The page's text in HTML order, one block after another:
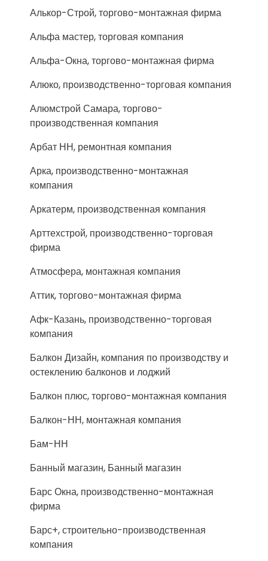
Алькор-Строй, торгово-монтажная фирма
Альфа мастер, торговая компания
Альфа-Окна, торгово-монтажная фирма
Алюко, производственно-торговая компания
Алюмстрой Самара, торгово-
производственная компания
Арбат НН, ремонтная компания
Арка, производственно-монтажная
компания
Аркатерм, производственная компания
Арттехстрой, производственно-торговая
фирма
Атмосфера, монтажная компания
Аттик, торгово-монтажная фирма
Афк-Казань, производственно-торговая
компания
Балкон Дизайн, компания по производству и
остеклению балконов и лоджий
Балкон плюс, торгово-монтажная компания
Балкон-НН, монтажная компания
Бам-НН
Банный магазин, Банный магазин
Барс Окна, производственно-монтажная
фирма
Барс+, строительно-производственная
компания